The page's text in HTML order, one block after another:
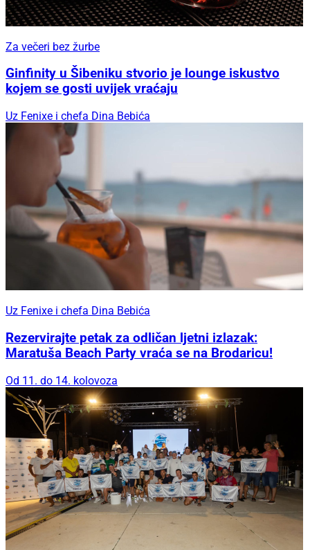
Za večeri bez žurbe
Ginfinity u Šibeniku stvorio je lounge iskustvo
kojem se gosti uvijek vraćaju
Uz Fenixe i chefa Dina Bebića
Uz Fenixe i chefa Dina Bebića
Rezervirajte petak za odličan ljetni izlazak:
Maratuša Beach Party vraća se na Brodaricu!
Od 11. do 14. kolovoza